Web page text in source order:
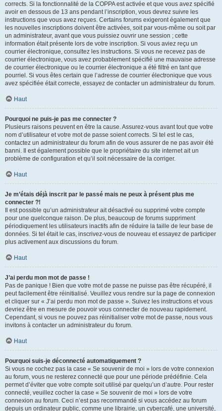
corrects. Si la fonctionnalité de la COPPA est activée et que vous avez spécifié
avoir en dessous de 13 ans pendant l’inscription, vous devrez suivre les
instructions que vous avez reçues. Certains forums exigeront également que
les nouvelles inscriptions doivent être activées, soit par vous-même ou soit par
un administrateur, avant que vous puissiez ouvrir une session ; cette
information était présente lors de votre inscription. Si vous aviez reçu un
courrier électronique, consultez les instructions. Si vous ne recevez pas de
courrier électronique, vous avez probablement spécifié une mauvaise adresse
de courrier électronique ou le courrier électronique a été filtré en tant que
pourriel. Si vous êtes certain que l’adresse de courrier électronique que vous
avez spécifiée était correcte, essayez de contacter un administrateur du forum.
Haut
Pourquoi ne puis-je pas me connecter ?
Plusieurs raisons peuvent en être la cause. Assurez-vous avant tout que votre
nom d’utilisateur et votre mot de passe soient corrects. Si tel est le cas,
contactez un administrateur du forum afin de vous assurer de ne pas avoir été
banni. Il est également possible que le propriétaire du site internet ait un
problème de configuration et qu’il soit nécessaire de la corriger.
Haut
Je m’étais déjà inscrit par le passé mais ne peux à présent plus me
connecter ?!
Il est possible qu’un administrateur ait désactivé ou supprimé votre compte
pour une quelconque raison. De plus, beaucoup de forums suppriment
périodiquement les utilisateurs inactifs afin de réduire la taille de leur base de
données. Si tel était le cas, inscrivez-vous de nouveau et essayez de participer
plus activement aux discussions du forum.
Haut
J’ai perdu mon mot de passe !
Pas de panique ! Bien que votre mot de passe ne puisse pas être récupéré, il
peut facilement être réinitialisé. Veuillez vous rendre sur la page de connexion
et cliquer sur « J’ai perdu mon mot de passe ». Suivez les instructions et vous
devriez être en mesure de pouvoir vous connecter de nouveau rapidement.
Cependant, si vous ne pouvez pas réinitialiser votre mot de passe, nous vous
invitons à contacter un administrateur du forum.
Haut
Pourquoi suis-je déconnecté automatiquement ?
Si vous ne cochez pas la case « Se souvenir de moi » lors de votre connexion
au forum, vous ne resterez connecté que pour une période prédéfinie. Cela
permet d’éviter que votre compte soit utilisé par quelqu’un d’autre. Pour rester
connecté, veuillez cocher la case « Se souvenir de moi » lors de votre
connexion au forum. Ceci n’est pas recommandé si vous accédez au forum
depuis un ordinateur public, comme une librairie, un cybercafé, une université,